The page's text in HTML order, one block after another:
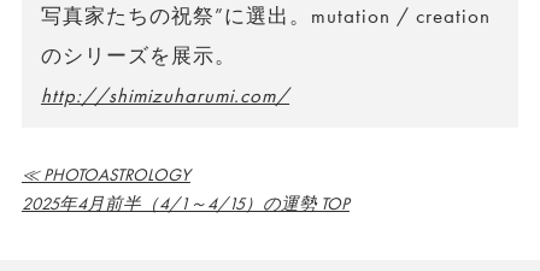
写真家たちの祝祭”に選出。mutation / creation
のシリーズを展示。
http://shimizuharumi.com/
≪ PHOTOASTROLOGY
2025年4月前半（4/1～4/15）の運勢 TOP